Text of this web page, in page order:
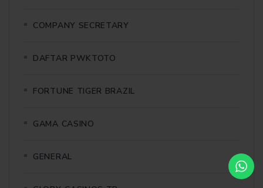
COMPANY SECRETARY
DAFTAR PWKTOTO
FORTUNE TIGER BRAZIL
GAMA CASINO
GENERAL